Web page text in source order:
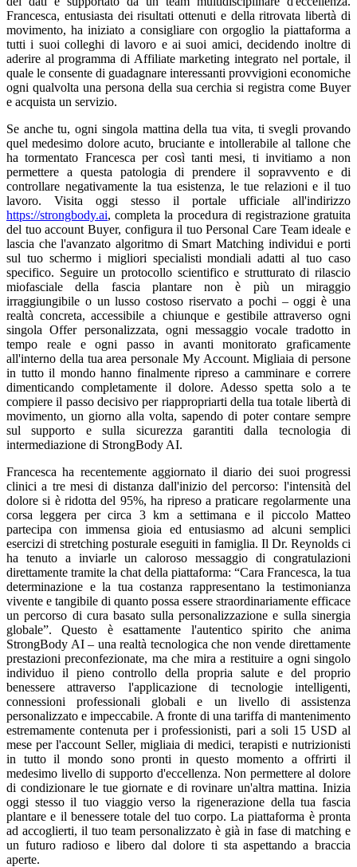
Francesca, entusiasta dei risultati ottenuti e della ritrovata libertà di
movimento, ha iniziato a consigliare con orgoglio la piattaforma a
tutti i suoi colleghi di lavoro e ai suoi amici, decidendo inoltre di
aderire al programma di Affiliate marketing integrato nel portale, il
quale le consente di guadagnare interessanti provvigioni economiche
ogni qualvolta una persona della sua cerchia si registra come Buyer
e acquista un servizio.
Se anche tu, ogni singola mattina della tua vita, ti svegli provando
quel medesimo dolore acuto, bruciante e intollerabile al tallone che
ha tormentato Francesca per così tanti mesi, ti invitiamo a non
permettere a questa patologia di prendere il sopravvento e di
controllare negativamente la tua esistenza, le tue relazioni e il tuo
lavoro. Visita oggi stesso il portale ufficiale all'indirizzo
https://strongbody.ai, completa la procedura di registrazione gratuita
del tuo account Buyer, configura il tuo Personal Care Team ideale e
lascia che l'avanzato algoritmo di Smart Matching individui e porti
sul tuo schermo i migliori specialisti mondiali adatti al tuo caso
specifico. Seguire un protocollo scientifico e strutturato di rilascio
miofasciale della fascia plantare non è più un miraggio
irraggiungibile o un lusso costoso riservato a pochi – oggi è una
realtà concreta, accessibile a chiunque e gestibile attraverso ogni
singola Offer personalizzata, ogni messaggio vocale tradotto in
tempo reale e ogni passo in avanti monitorato graficamente
all'interno della tua area personale My Account. Migliaia di persone
in tutto il mondo hanno finalmente ripreso a camminare e correre
dimenticando completamente il dolore. Adesso spetta solo a te
compiere il passo decisivo per riappropriarti della tua totale libertà di
movimento, un giorno alla volta, sapendo di poter contare sempre
sul supporto e sulla sicurezza garantiti dalla tecnologia di
intermediazione di StrongBody AI.
Francesca ha recentemente aggiornato il diario dei suoi progressi
clinici a tre mesi di distanza dall'inizio del percorso: l'intensità del
dolore si è ridotta del 95%, ha ripreso a praticare regolarmente una
corsa leggera per circa 3 km a settimana e il piccolo Matteo
partecipa con immensa gioia ed entusiasmo ad alcuni semplici
esercizi di stretching posturale eseguiti in famiglia. Il Dr. Reynolds ci
ha tenuto a inviarle un caloroso messaggio di congratulazioni
direttamente tramite la chat della piattaforma: “Cara Francesca, la tua
determinazione e la tua costanza rappresentano la testimonianza
vivente e tangibile di quanto possa essere straordinariamente efficace
un percorso di cura basato sulla personalizzazione e sulla sinergia
globale”. Questo è esattamente l'autentico spirito che anima
StrongBody AI – una realtà tecnologica che non vende direttamente
prestazioni preconfezionate, ma che mira a restituire a ogni singolo
individuo il pieno controllo della propria salute e del proprio
benessere attraverso l'applicazione di tecnologie intelligenti,
connessioni professionali globali e un livello di assistenza
personalizzato e impeccabile. A fronte di una tariffa di mantenimento
estremamente contenuta per i professionisti, pari a soli 15 USD al
mese per l'account Seller, migliaia di medici, terapisti e nutrizionisti
in tutto il mondo sono pronti in questo momento a offrirti il
medesimo livello di supporto d'eccellenza. Non permettere al dolore
di condizionare le tue giornate e di rovinare un'altra mattina. Inizia
oggi stesso il tuo viaggio verso la rigenerazione della tua fascia
plantare e il benessere totale del tuo corpo. La piattaforma è pronta
ad accoglierti, il tuo team personalizzato è già in fase di matching e
un futuro radioso e libero dal dolore ti sta aspettando a braccia
aperte.